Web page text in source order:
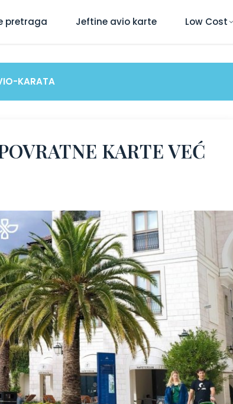
pretraga Jeftine avio karte Low Cost
KARATA
KARTE VEĆ